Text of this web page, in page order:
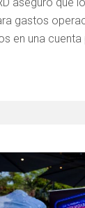
gastos
en una